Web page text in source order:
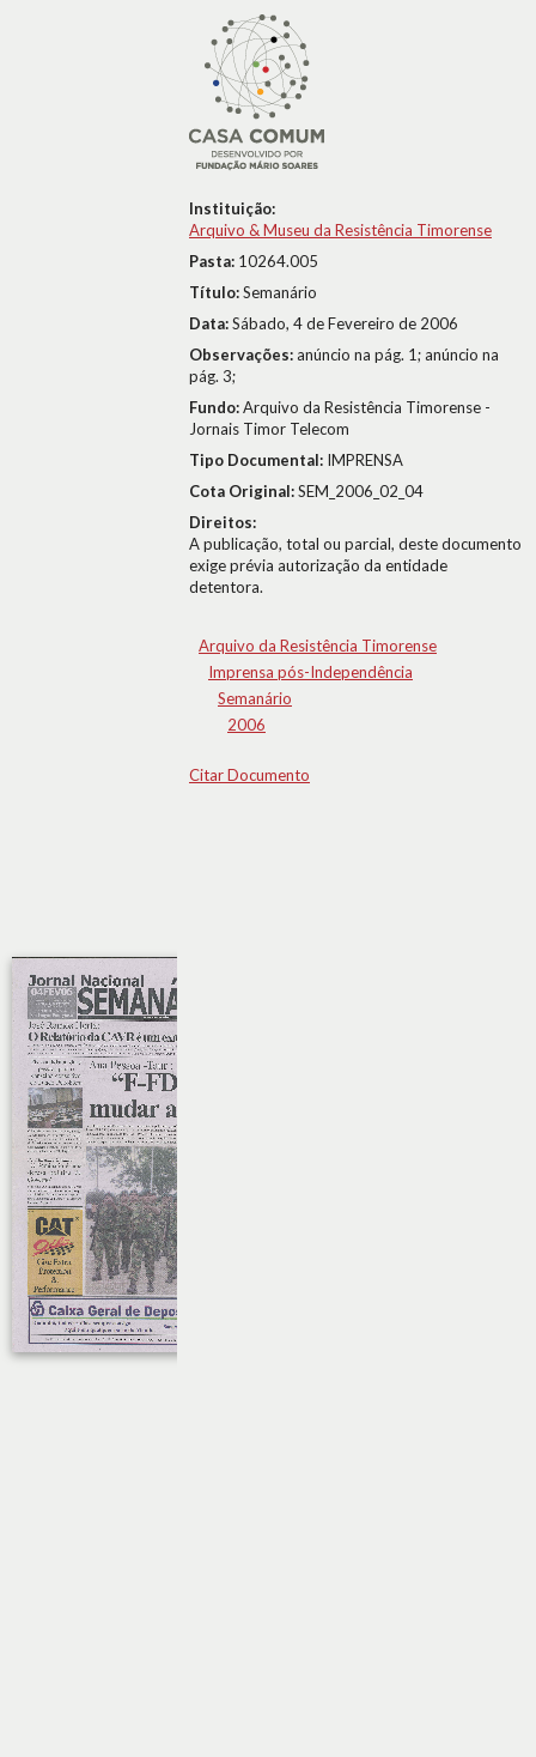
Instituição:
Arquivo & Museu da Resistência Timorense
Pasta: 10264.005
Título:Semanário
Data:Sábado, 4 de Fevereiro de 2006
Observações:anúncio na pág. 1; anúncio na
pág. 3;
Fundo:Arquivo da Resistência Timorense -
Jornais Timor Telecom
Tipo Documental: IMPRENSA
Cota Original:SEM_2006_02_04
Direitos:
A publicação, total ou parcial, deste documento
exige prévia autorização da entidade
detentora.
Arquivo da Resistência Timorense
Imprensa pós-Independência
Semanário
2006
Citar Documento